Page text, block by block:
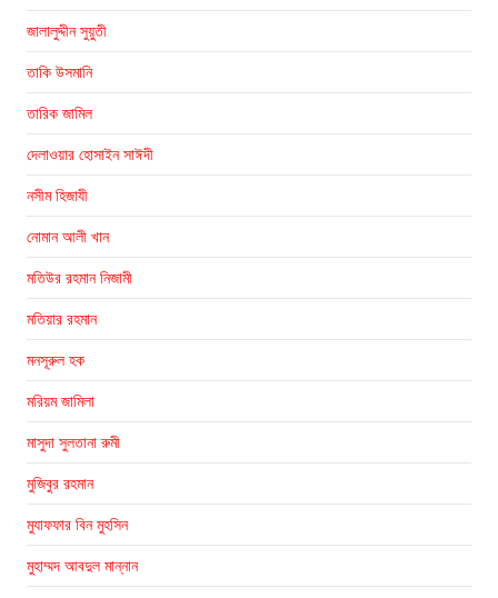
জালালুদ্দীন সুয়ুতী
তাকি উসমানি
তারিক জামিল
দেলাওয়ার হোসাইন সাঈদী
নসীম হিজাযী
নোমান আলী খান
মতিউর রহমান নিজামী
মতিয়ার রহমান
মনসূরুল হক
মরিয়ম জামিলা
মাসুদা সুলতানা রুমী
মুজিবুর রহমান
মুযাফফার বিন মুহসিন
মুহাম্মদ আবদুল মান্নান